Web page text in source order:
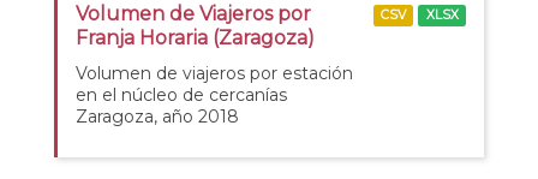
Volumen de Viajeros por
Franja Horaria (Zaragoza)
Volumen de viajeros por estación
en el núcleo de cercanías
Zaragoza, año 2018
CSV XLSX